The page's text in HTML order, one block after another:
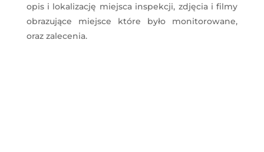
opis i lokalizację miejsca inspekcji, zdjęcia i filmy
obrazujące miejsce które było monitorowane,
oraz zalecenia.